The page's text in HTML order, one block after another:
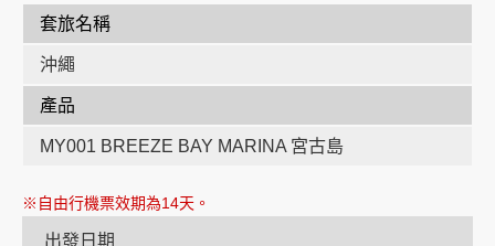
套旅名稱
沖繩
產品
MY001 BREEZE BAY MARINA 宮古島
※自由行機票效期為14天。
出發日期